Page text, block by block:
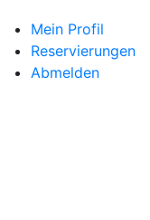
Mein Profil
Reservierungen
Abmelden